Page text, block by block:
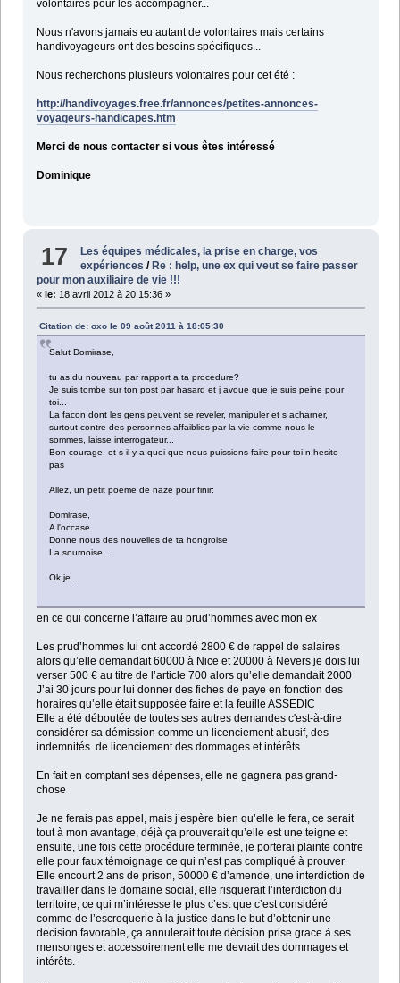
volontaires pour les accompagner...
Nous n'avons jamais eu autant de volontaires mais certains
handivoyageurs ont des besoins spécifiques...
Nous recherchons plusieurs volontaires pour cet été :
http://handivoyages.free.fr/annonces/petites-annonces-
voyageurs-handicapes.htm
Merci de nous contacter si vous êtes intéressé
Dominique
17
Les équipes médicales, la prise en charge, vos
expériences / Re : help, une ex qui veut se faire passer
pour mon auxiliaire de vie !!!
« le: 18 avril 2012 à 20:15:36 »
Citation de: oxo le 09 août 2011 à 18:05:30
Salut Domirase,
tu as du nouveau par rapport a ta procedure?
Je suis tombe sur ton post par hasard et j avoue que je suis peine pour
toi...
La facon dont les gens peuvent se reveler, manipuler et s acharner,
surtout contre des personnes affaiblies par la vie comme nous le
sommes, laisse interrogateur...
Bon courage, et s il y a quoi que nous puissions faire pour toi n hesite
pas
Allez, un petit poeme de naze pour finir:
Domirase,
A l'occase
Donne nous des nouvelles de ta hongroise
La sournoise...
Ok je...
en ce qui concerne l’affaire au prud’hommes avec mon ex
Les prud’hommes lui ont accordé 2800 € de rappel de salaires
alors qu’elle demandait 60000 à Nice et 20000 à Nevers je dois lui
verser 500 € au titre de l’article 700 alors qu’elle demandait 2000
J’ai 30 jours pour lui donner des fiches de paye en fonction des
horaires qu’elle était supposée faire et la feuille ASSEDIC
Elle a été déboutée de toutes ses autres demandes c'est-à-dire
considérer sa démission comme un licenciement abusif, des
indemnités de licenciement des dommages et intérêts
En fait en comptant ses dépenses, elle ne gagnera pas grand-
chose
Je ne ferais pas appel, mais j’espère bien qu’elle le fera, ce serait
tout à mon avantage, déjà ça prouverait qu’elle est une teigne et
ensuite, une fois cette procédure terminée, je porterai plainte contre
elle pour faux témoignage ce qui n’est pas compliqué à prouver
Elle encourt 2 ans de prison, 50000 € d’amende, une interdiction de
travailler dans le domaine social, elle risquerait l’interdiction du
territoire, ce qui m’intéresse le plus c’est que c’est considéré
comme de l’escroquerie à la justice dans le but d’obtenir une
décision favorable, ça annulerait toute décision prise grace à ses
mensonges et accessoirement elle me devrait des dommages et
intérêts.